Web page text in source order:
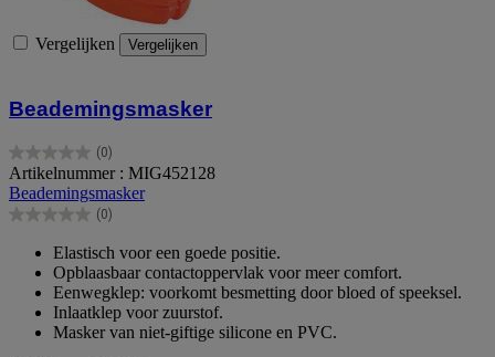
Vergelijken Vergelijken
Beademingsmasker
(0)
0.0
van
de
5
Artikelnummer : MIG452128
Beademingsmasker
(0)
0.0
sterren.
Elastisch voor een goede positie.
Opblaasbaar contactoppervlak voor meer comfort.
Eenwegklep: voorkomt besmetting door bloed of speeksel.
Inlaatklep voor zuurstof.
Masker van niet-giftige silicone en PVC.